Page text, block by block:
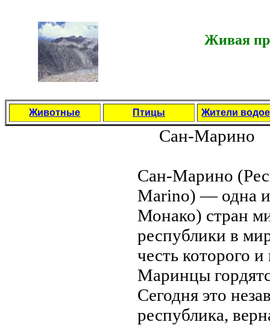
Живая
Животные Птицы Жители
Сан-Марино
Сан-Марино
Marino) — однa
Монaко) стран
республики в
честь которого
Маринцы
Сегодня это
республика,